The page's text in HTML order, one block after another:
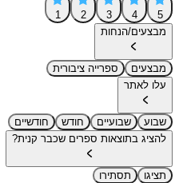
5
4
3
2
1
מבצעים/הנחות
מבצעים
ספרייה ציבורית
עלו לאתר
שבוע שבועיים חודש
חודשיים
להציג בתוצאות ספרים שכבר קנית?
תציגו
תסתירו